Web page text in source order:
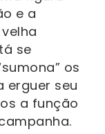
e a
se
os
erguer seu
a função